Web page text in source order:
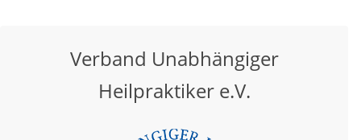
Verband Unabhängiger
Heilpraktiker e.V.